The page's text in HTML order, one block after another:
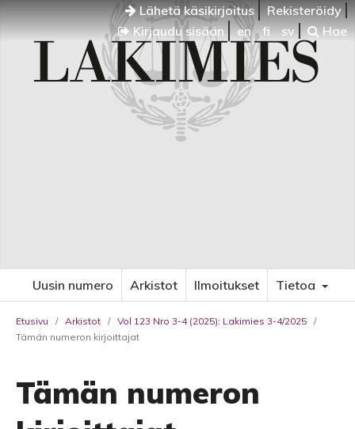
Lähetä käsikirjoitus
Rekisteröidy
Kirjaudu sisään
en fi sv Hae
Uusin numero Arkistot Ilmoitukset Tietoa
Etusivu / Arkistot / Vol 123 Nro 3-4 (2025): Lakimies 3-4/2025 /
Tämän numeron kirjoittajat
Tämän numeron